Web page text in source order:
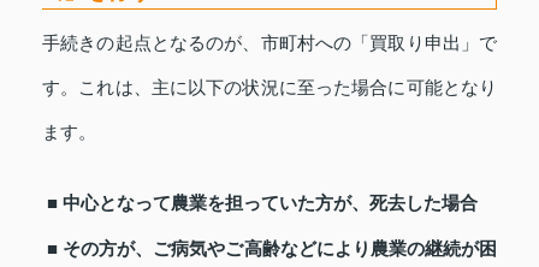
手続きの起点となるのが、市町村への「買取り申出」で
す。これは、主に以下の状況に至った場合に可能となり
ます。
■ 中心となって農業を担っていた方が、死去した場合
■ その方が、ご病気やご高齢などにより農業の継続が困